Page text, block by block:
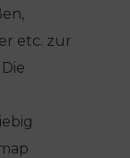
etc. zur